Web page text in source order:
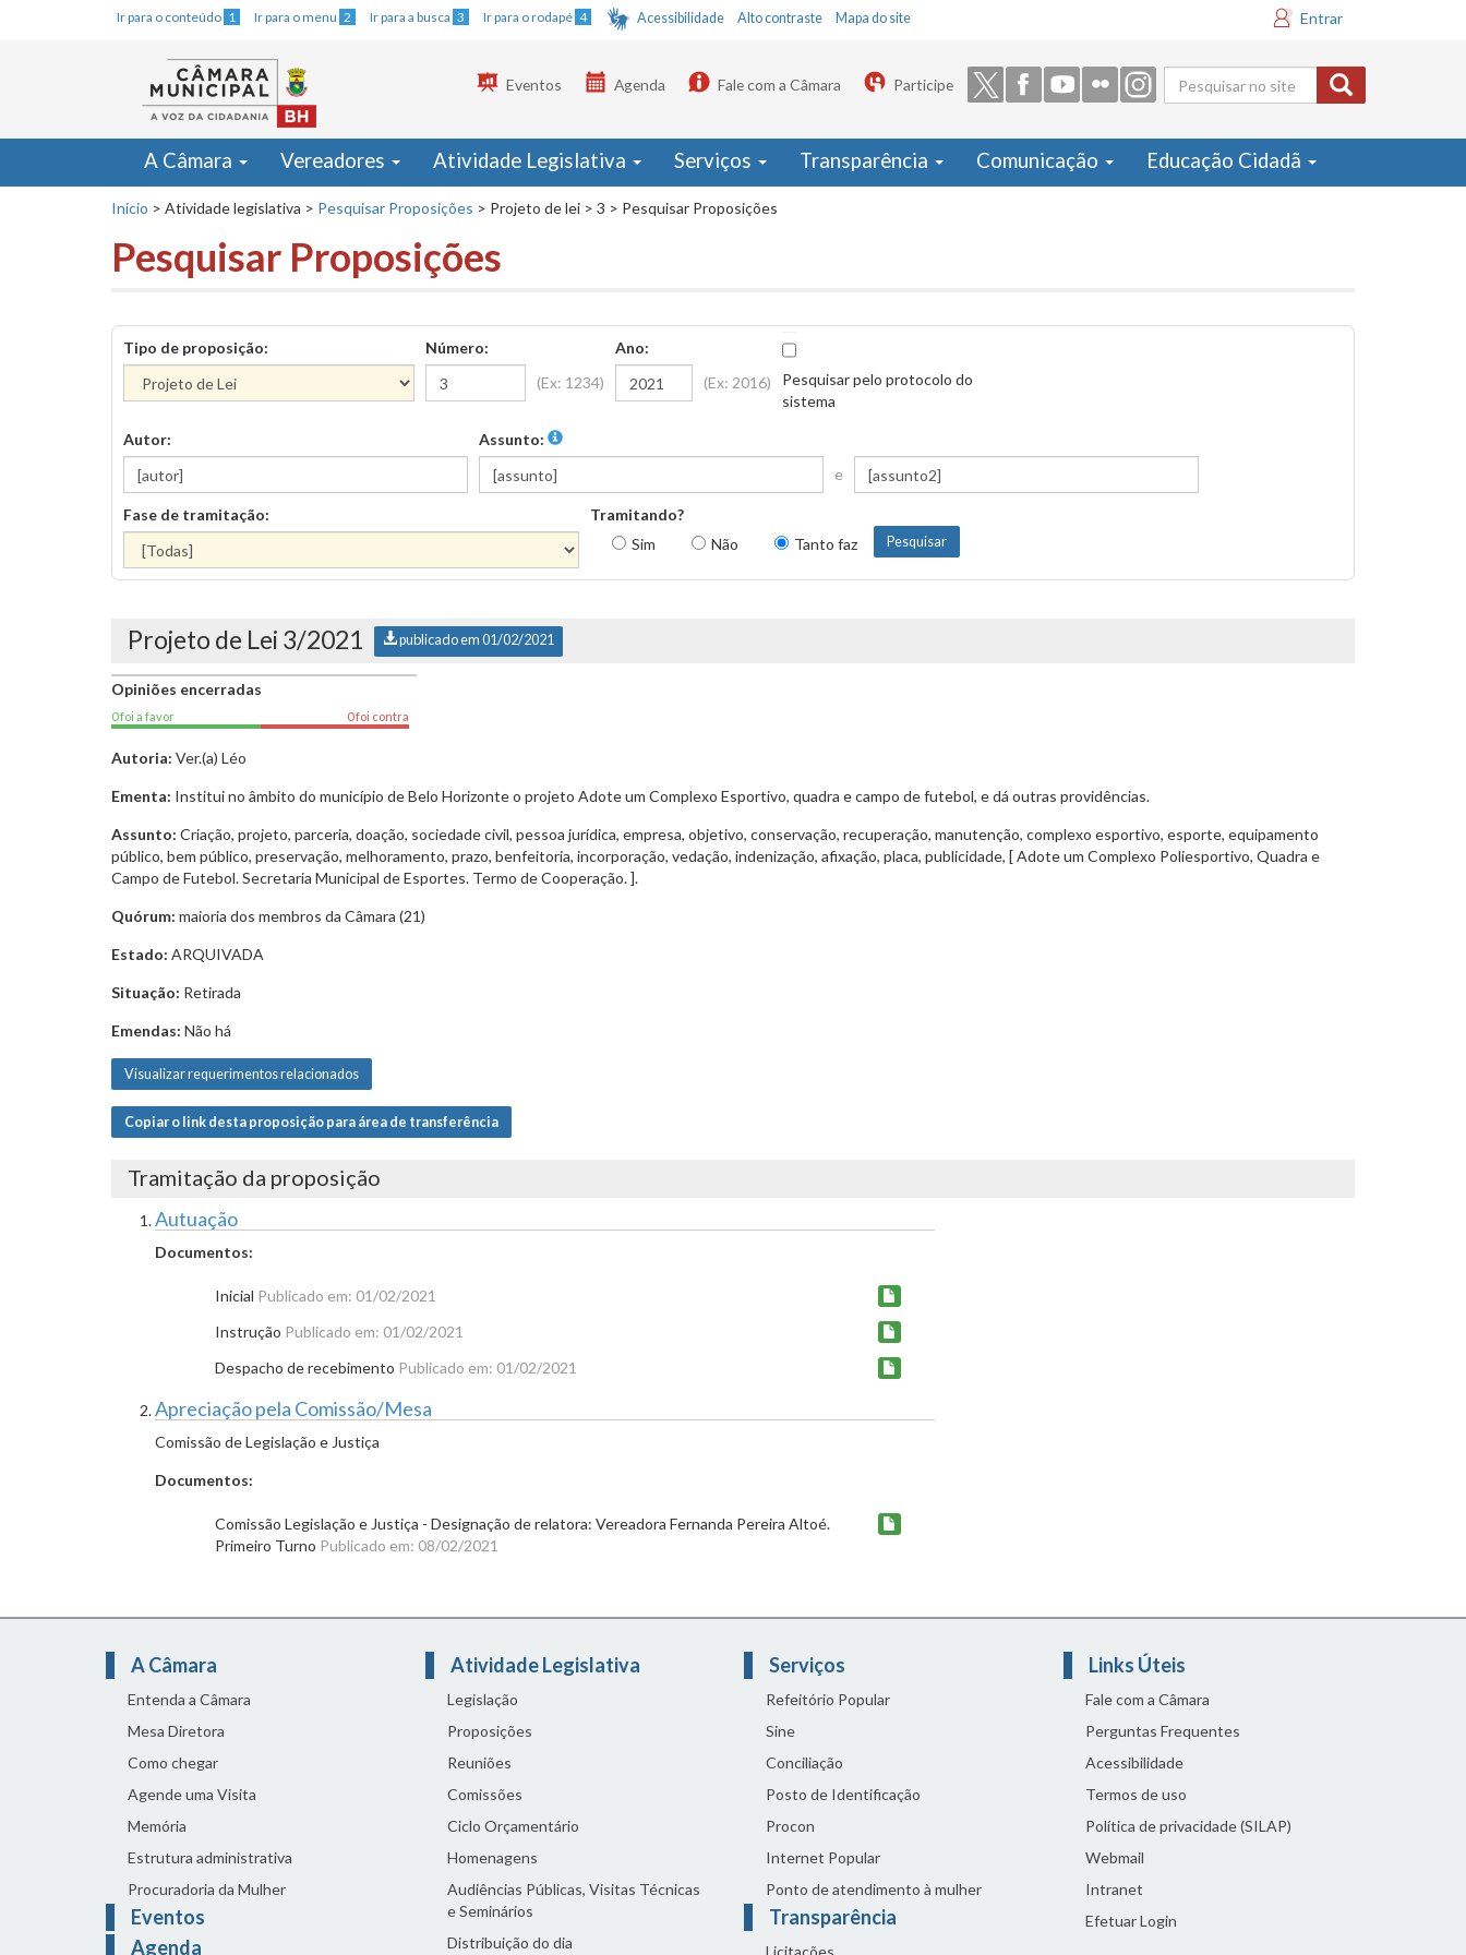
Ir para o conteúdo 1 Ir para o menu 2 Ir para a busca 3 Ir para o rodapé 4 Acessibilidade Alto contraste Mapa do site Entrar
Formulário
de busca
Eventos Agenda Fale com a Câmara Participe
A Câmara Vereadores Atividade Legislativa Serviços Transparência Comunicação Educação Cidadã
Início > Atividade legislativa > Pesquisar Proposições > Projeto de lei > 3 > Pesquisar Proposições
Pesquisar Proposições
Tipo de proposição:
Número:
(Ex: 1234)
Ano:
(Ex: 2016)
Pesquisar pelo protocolo do
sistema
Autor:
Assunto:
e
Fase de tramitação:
Tramitando?
Sim
Não Tanto faz
Projeto de Lei 3/2021 publicado em 01/02/2021
Opiniões encerradas
0 foi a favor 0 foi contra
Autoria: Ver.(a) Léo
Ementa: Institui no âmbito do município de Belo Horizonte o projeto Adote um Complexo Esportivo, quadra e campo de futebol, e dá outras providências.
Assunto: Criação, projeto, parceria, doação, sociedade civil, pessoa jurídica, empresa, objetivo, conservação, recuperação, manutenção, complexo esportivo, esporte, equipamento
público, bem público, preservação, melhoramento, prazo, benfeitoria, incorporação, vedação, indenização, afixação, placa, publicidade, [ Adote um Complexo Poliesportivo, Quadra e
Campo de Futebol. Secretaria Municipal de Esportes. Termo de Cooperação. ].
Quórum: maioria dos membros da Câmara (21)
Estado: ARQUIVADA
Situação: Retirada
Emendas: Não há
Visualizar requerimentos relacionados
Copiar o link desta proposição para área de transferência
Tramitação da proposição
Autuação
Documentos:
Inicial Publicado em: 01/02/2021
Instrução Publicado em: 01/02/2021
Despacho de recebimento Publicado em: 01/02/2021
Apreciação pela Comissão/Mesa
Comissão de Legislação e Justiça
Documentos:
Comissão Legislação e Justiça - Designação de relatora: Vereadora Fernanda Pereira Altoé.
Primeiro Turno Publicado em: 08/02/2021
A Câmara
Entenda a Câmara
Mesa Diretora
Como chegar
Agende uma Visita
Memória
Estrutura administrativa
Procuradoria da Mulher
Eventos
Agenda
Atividade Legislativa
Legislação
Proposições
Reuniões
Comissões
Ciclo Orçamentário
Homenagens
Audiências Públicas, Visitas Técnicas
e Seminários
Distribuição do dia
Serviços
Refeitório Popular
Sine
Conciliação
Posto de Identificação
Procon
Internet Popular
Ponto de atendimento à mulher
Transparência
Licitações
Links Úteis
Fale com a Câmara
Perguntas Frequentes
Acessibilidade
Termos de uso
Política de privacidade (SILAP)
Webmail
Intranet
Efetuar Login